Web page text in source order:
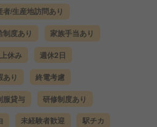
者/生産地訪問あり
制度あり 家族手当あり
休み 週休2日
あり 終電考慮
服貸与 研修制度あり
未経験者歓迎 駅チカ